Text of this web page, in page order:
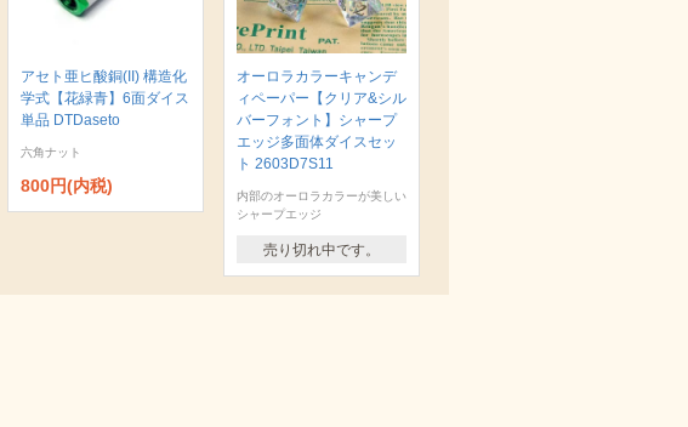
アセト亜ヒ酸銅(II) 構造化
学式【花緑青】6面ダイス
単品 DTDaseto
六角ナット
800円(内税)
オーロラカラーキャンデ
ィペーパー【クリア&シル
バーフォント】シャープ
エッジ多面体ダイスセッ
ト 2603D7S11
内部のオーロラカラーが美しい
シャープエッジ
売り切れ中です。